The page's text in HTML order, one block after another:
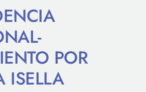
POR
ISELLA